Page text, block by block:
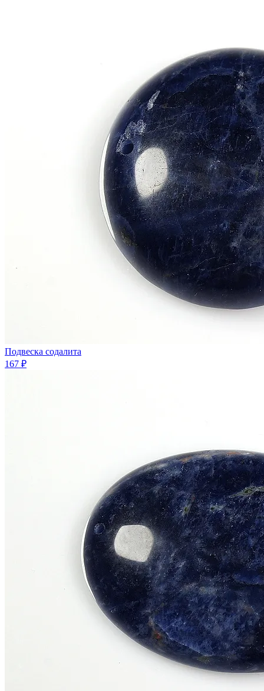
Подвеска содалита
167 ₽